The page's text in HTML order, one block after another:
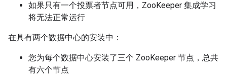
如果只有一个投票者节点可用，ZooKeeper 集成学习
将无法正常运行
在具有两个数据中心的安装中：
您为每个数据中心安装了三个 ZooKeeper 节点，总共
有六个节点